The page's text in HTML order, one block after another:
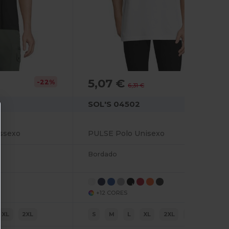
-22%
XL 2XL
5,07 €6,31 €
SOL'S 04502
PULSE Polo Unisexo
Bordado
+12 CORES
S M L XL 2XL